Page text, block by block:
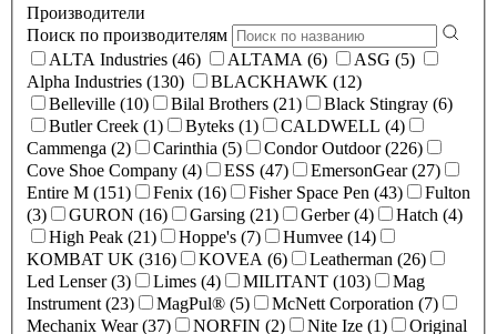
Производители
Поиск по производителям
ALTA Industries (46)
ALTAMA (6)
ASG (5)
Alpha Industries (130)
BLACKHAWK (12)
Belleville (10)
Bilal Brothers (21)
Black Stingray (6)
Butler Creek (1)
Byteks (1)
CALDWELL (4)
Cammenga (2)
Carinthia (5)
Condor Outdoor (226)
Cove Shoe Company (4)
ESS (47)
EmersonGear (27)
Entire M (151)
Fenix (16) Fisher Space Pen (43)
Fulton
(3)
GURON (16) Garsing (21) Gerber (4)
Hatch (4)
High Peak (21)
Hoppe's (7)
Humvee (14)
KOMBAT UK (316)
KOVEA (6)
Leatherman (26)
Led Lenser (3)
Limes (4) MILITANT (103)
Mag
Instrument (23)
MagPul® (5)
McNett Corporation (7)
Mechanix Wear (37)
NORFIN (2) Nite Ize (1)
Original